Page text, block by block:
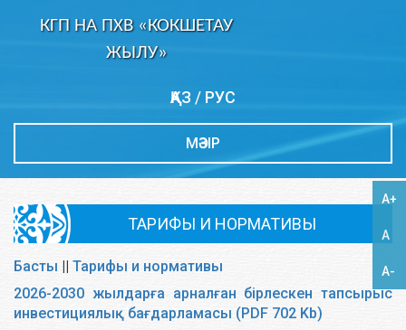
КГП НА ПХВ «КОКШЕТАУ
ЖЫЛУ»
ҚАЗ / РУС
МӘЗІР
ТАРИФЫ И НОРМАТИВЫ
Басты || Тарифы и нормативы
2026-2030 жылдарға арналған бірлескен тапсырыс
инвестициялық бағдарламасы (PDF 702 Kb)
A+
A
A-